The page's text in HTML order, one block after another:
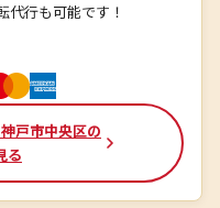
代行も可能です！
戸市中央区の
る